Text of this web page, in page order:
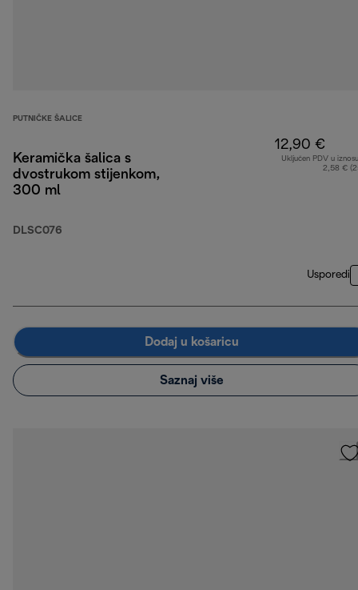
PUTNIČKE ŠALICE
Keramička šalica s
dvostrukom stijenkom,
300 ml
DLSC076
12,90 €
Uključen PDV u
2,58 €
Usporedi
Dodaj u košaricu
Saznaj više